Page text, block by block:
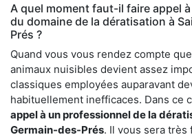
A quel moment faut-il faire appel
du domaine de la dératisation à
Prés ?
Quand vous vous rendez compte
animaux nuisibles devient assez
classiques employées auparavant
habituellement inefficaces. Dans ce
appel à un professionnel de la
Germain-des-Prés. Il vous sera